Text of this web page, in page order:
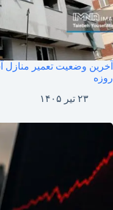
روزه
۲۳ تیر ۱۴۰۵